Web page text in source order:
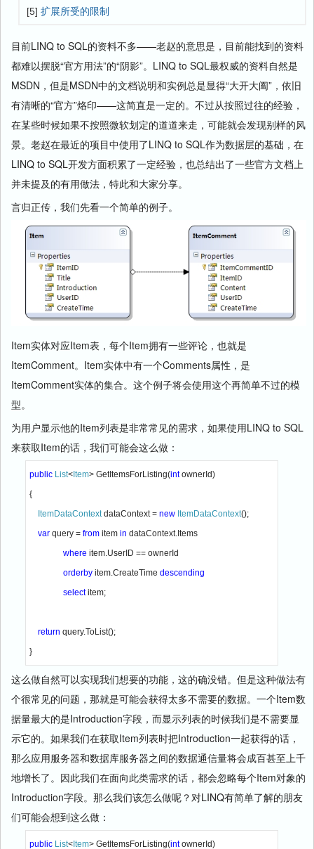
[5] 扩展所受的限制
目前LINQ to SQL的资料不多——老赵的意思是，目前能找到的资料
都难以摆脱“官方用法”的“阴影”。LINQ to SQL最权威的资料自然是
MSDN，但是MSDN中的文档说明和实例总是显得“大开大阖”，依旧
有清晰的“官方”烙印——这简直是一定的。不过从按照过往的经验，
在某些时候如果不按照微软划定的道道来走，可能就会发现别样的风
景。老赵在最近的项目中使用了LINQ to SQL作为数据层的基础，在
LINQ to SQL开发方面积累了一定经验，也总结出了一些官方文档上
并未提及的有用做法，特此和大家分享。
言归正传，我们先看一个简单的例子。
Item实体对应Item表，每个Item拥有一些评论，也就是
ItemComment。Item实体中有一个Comments属性，是
ItemComment实体的集合。这个例子将会使用这个再简单不过的模
型。
为用户显示他的Item列表是非常常见的需求，如果使用LINQ to SQL
来获取Item的话，我们可能会这么做：
public List< Item> GetItemsForListing(int ownerId)
{
ItemDataContext dataContext = new ItemDataContext();
var query = from item in dataContext.Items
where item.UserID == ownerId
orderby item.CreateTime descending
                select
item;
return query.ToList();
}
这么做自然可以实现我们想要的功能，这的确没错。但是这种做法有
个很常见的问题，那就是可能会获得太多不需要的数据。一个Item数
据量最大的是Introduction字段，而显示列表的时候我们是不需要显
示它的。如果我们在获取Item列表时把Introduction一起获得的话，
那么应用服务器和数据库服务器之间的数据通信量将会成百甚至上千
地增长了。因此我们在面向此类需求的话，都会忽略每个Item对象的
Introduction字段。那么我们该怎么做呢？对LINQ有简单了解的朋友
们可能会想到这么做：
public List< Item> GetItemsForListing(int ownerId)